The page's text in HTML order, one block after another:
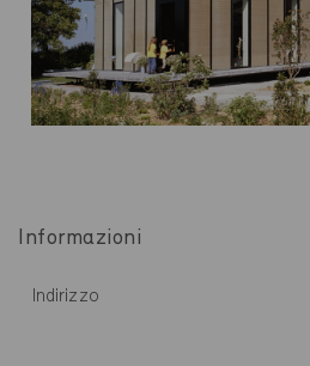
Informazioni
Indirizzo